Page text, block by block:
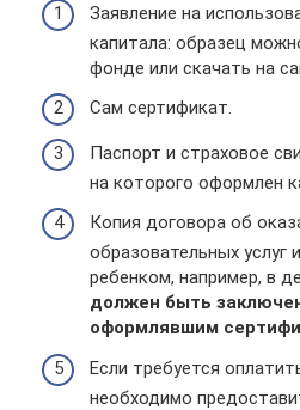
Заявление на
капитала: образец
фонде или скачать на
Сам сертификат.
Паспорт и страховое
на которого оформлен
Копия договора об
образовательных услуг
ребенком, например, в
должен быть
оформлявшим
Если требуется
необходимо